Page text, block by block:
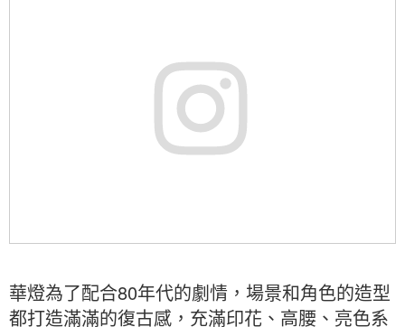
華燈為了配合80年代的劇情，場景和角色的造型
都打造滿滿的復古感，充滿印花、高腰、亮色系